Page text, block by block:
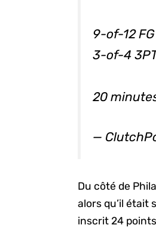
9-of-12 FG
3-of-4
20
—
Du côté de
alors qu’il était
inscrit 24